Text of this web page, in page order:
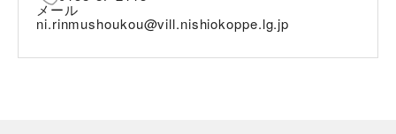
メール
ni.rinmushoukou@vill.nishiokoppe.lg.jp